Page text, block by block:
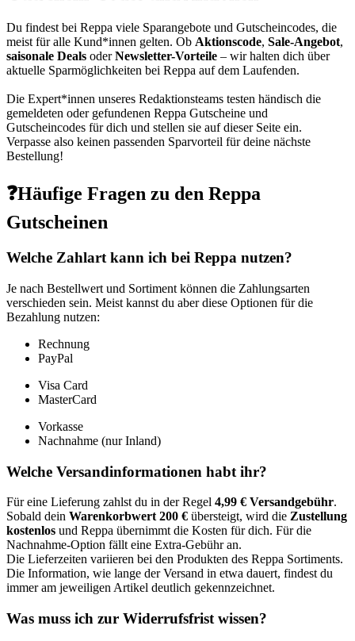
Du findest bei Reppa viele Sparangebote und Gutscheincodes, die
meist für alle Kund*innen gelten. Ob Aktionscode, Sale-Angebot,
saisonale Deals oderNewsletter-Vorteile – wir halten dich über
aktuelle Sparmöglichkeiten bei Reppa auf dem Laufenden.
Die Expert*innen unseres Redaktionsteams testen händisch die
gemeldeten oder gefundenen Reppa Gutscheine und
Gutscheincodes für dich und stellen sie auf dieser Seite ein.
Verpasse also keinen passenden Sparvorteil für deine nächste
Bestellung!
❓Häufige Fragen zu den Reppa
Gutscheinen
Welche Zahlart kann ich bei Reppa nutzen?
Je nach Bestellwert und Sortiment können die Zahlungsarten
verschieden sein. Meist kannst du aber diese Optionen für die
Bezahlung nutzen:
Rechnung
PayPal
Visa Card
MasterCard
Vorkasse
Nachnahme (nur Inland)
Welche Versandinformationen habt ihr?
Für eine Lieferung zahlst du in der Regel 4,99 € Versandgebühr.
Sobald dein Warenkorbwert 200 € übersteigt, wird die Zustellung
kostenlos und Reppa übernimmt die Kosten für dich. Für die
Nachnahme-Option fällt eine Extra-Gebühr an.
Die Lieferzeiten variieren bei den Produkten des Reppa Sortiments.
Die Information, wie lange der Versand in etwa dauert, findest du
immer am jeweiligen Artikel deutlich gekennzeichnet.
Was muss ich zur Widerrufsfrist wissen?